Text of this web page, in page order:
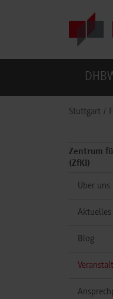
Stuttgart
Zentrum
(ZfKI)
Über uns
Aktuelles
Blog